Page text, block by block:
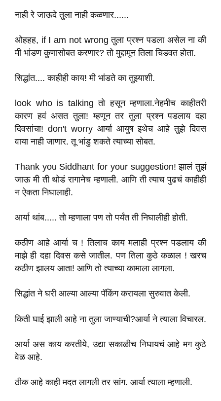
नाही रे जाऊदे तुला नाही कळणार......
ओहहह, if I am not wrong तुला प्रश्न पडला असेल ना की
मी भांडण कुणासोबत करणार? तो मुद्दामून तिला चिडवत होता.
सिद्धांत.... काहीही काय! मी भांडते का तुझ्याशी.
look who is talking तो हसून म्हणाला.नेहमीच काहीतरी
कारण हवं असत तुला! म्हणून तर तुला प्रश्न पडलाय दहा
दिवसांचा! don't worry आर्या आयुष इथेच आहे तुझे दिवस
वाया नाही जाणार. तू भांडु शकते त्याच्या सोबत.
Thank you Siddhant for your suggestion! झालं तुझं
जाऊ मी ती थोडं रागानेच म्हणाली. आणि ती त्याच पुढचं काहीही
न ऐकता निघालाही.
आर्या थांब..... तो म्हणाला पण तो पर्यंत ती निघालीही होती.
कठीण आहे आर्या च ! तिलाच काय मलाही प्रश्न पडलाय की
माझे ही दहा दिवस कसे जातील. पण तिला कुठे कळाल ! खरच
कठीण झालय आता! आणि तो त्याच्या कामाला लागला.
सिद्धांत ने घरी आल्या आल्या पॅकिंग करायला सुरुवात केली.
किती घाई झाली आहे ना तुला जाण्याची?आर्या ने त्याला विचारल.
आर्या अस काय करतीये, उद्या सकाळीच निघायचं आहे मग कुठे
वेळ आहे.
ठीक आहे काही मदत लागली तर सांग. आर्या त्याला म्हणाली.